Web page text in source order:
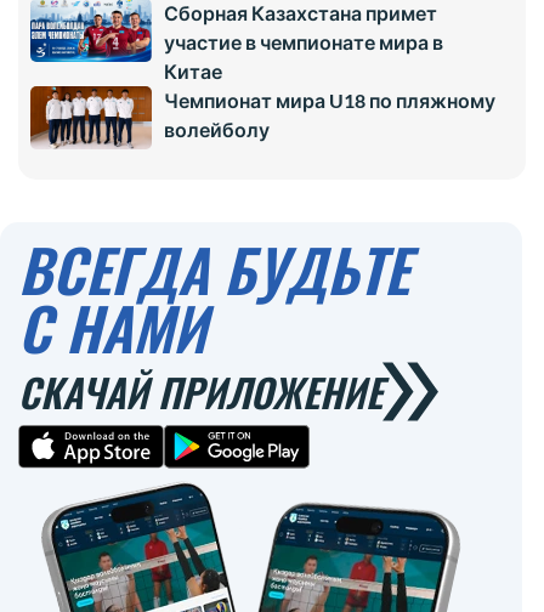
Сборная Казахстана примет
участие в чемпионате мира в
Китае
Чемпионат мира U18 по пляжному
волейболу
ВСЕГДА БУДЬТЕ
С НАМИ
СКАЧАЙ ПРИЛОЖЕНИЕ